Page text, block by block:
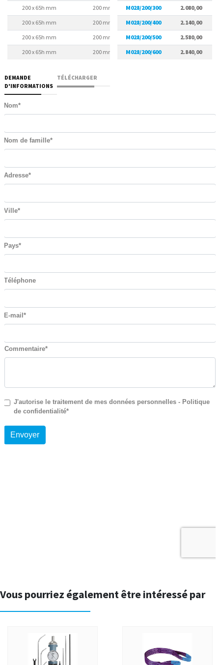
200 x 65h mm
200 mm
170 mm
200 x 65h mm
200 mm
170 mm
200 x 65h mm
200 mm
170 mm
200 x 65h mm
200 mm 170 mm
M028/200/300
2.080,00
M028/200/400
2.140,00
M028/200/500
2.580,00
M028/200/600
2.840,00
DEMANDE
D'INFORMATIONS
TÉLÉCHARGER
Vous pourriez également être intéressé par